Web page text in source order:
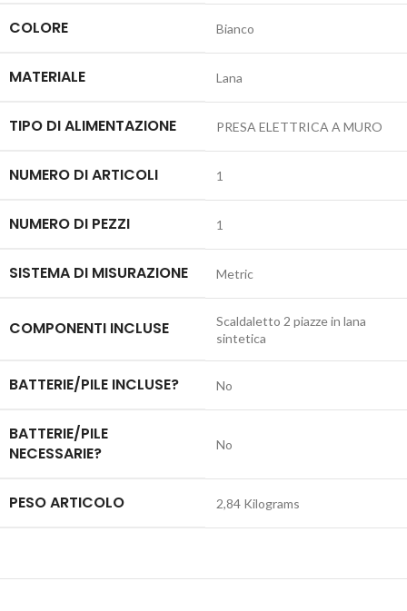
COLORE ‎Bianco
MATERIALE ‎Lana
TIPO DI ALIMENTAZIONE ‎PRESA ELETTRICA A MURO
NUMERO DI ARTICOLI ‎1
NUMERO DI PEZZI ‎1
SISTEMA DI MISURAZIONE ‎Metric
COMPONENTI INCLUSE
‎Scaldaletto 2 piazze in lana
sintetica
BATTERIE/PILE INCLUSE? ‎No
BATTERIE/PILE
NECESSARIE?
‎No
PESO ARTICOLO ‎2,84 Kilograms